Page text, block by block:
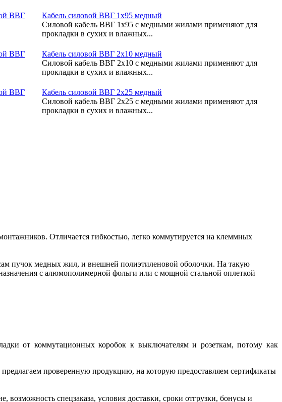
Кабель силовой ВВГ 1х95 медный
Силовой кабель ВВГ 1х95 с медными жилами применяют для
прокладки в сухих и влажных...
Кабель силовой ВВГ 2х10 медный
Силовой кабель ВВГ 2х10 с медными жилами применяют для
прокладки в сухих и влажных...
Кабель силовой ВВГ 2х25 медный
Силовой кабель ВВГ 2х25 с медными жилами применяют для
прокладки в сухих и влажных...
Отличается гибкостью, легко коммутируется на клеммных
пучок медных жил, и внешней полиэтиленовой оболочки. На такую
с алюмополимерной фольги или с мощной стальной оплеткой
от коммутационных коробок к выключателям и розеткам, потому как
проверенную продукцию, на которую предоставляем сертификаты
спецзаказа, условия доставки, сроки отгрузки, бонусы и